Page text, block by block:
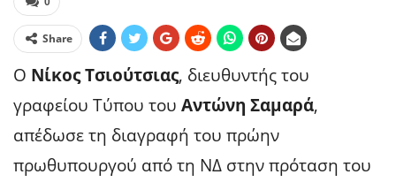
Share
Ο Νίκος Τσιούτσιας, διευθυντής του
γραφείου Τύπου του Αντώνη Σαμαρά,
απέδωσε τη διαγραφή του πρώην
πρωθυπουργού από τη ΝΔ στην πρόταση του